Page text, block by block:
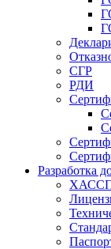
СГР
РДИ
Разработка